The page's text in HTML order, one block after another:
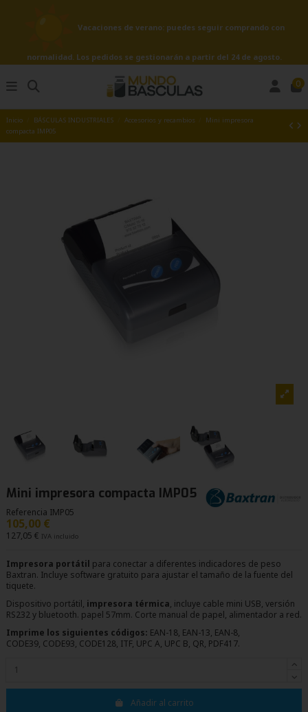
Vacaciones de verano: puedes seguir comprando con
normalidad. Los pedidos se gestionarán a partir del 24 de agosto.
0
Inicio BÁSCULAS INDUSTRIALES Accesorios y recambios
Mini impresora
compacta IMP05
Mini impresora compacta IMP05
Referencia IMP05
105,00 €
127,05 € IVA incluido
Impresora portátil para conectar a diferentes indicadores de peso
Baxtran. Incluye software gratuito para ajustar el tamaño de la fuente del
tiquete.
Dispositivo portátil, impresora térmica, incluye cable mini USB, versión
RS232 y bluetooth. papel 57mm. Corte manual de papel, alimentador a red.
Imprime los siguientes códigos: EAN-18, EAN-13, EAN-8,
CODE39, CODE93, CODE128, ITF, UPC A, UPC B, QR, PDF417.
Añadir al carrito